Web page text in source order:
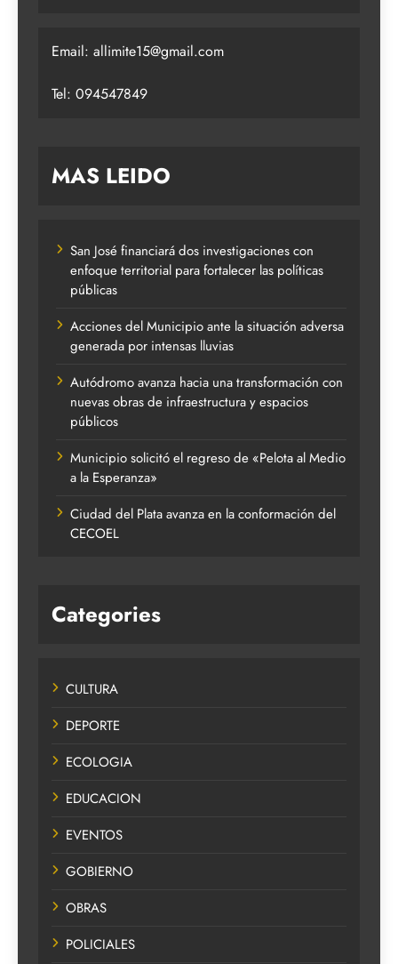
Email: allimite15@gmail.com
Tel: 094547849
MAS LEIDO
San José financiará dos investigaciones con
enfoque territorial para fortalecer las políticas
públicas
Acciones del Municipio ante la situación adversa
generada por intensas lluvias
Autódromo avanza hacia una transformación con
nuevas obras de infraestructura y espacios
públicos
Municipio solicitó el regreso de «Pelota al Medio
a la Esperanza»
Ciudad del Plata avanza en la conformación del
CECOEL
Categories
CULTURA
DEPORTE
ECOLOGIA
EDUCACION
EVENTOS
GOBIERNO
OBRAS
POLICIALES